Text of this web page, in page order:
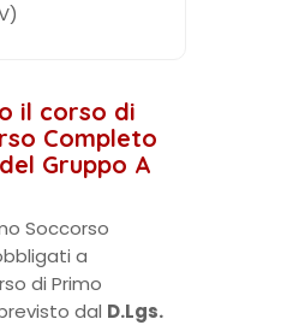
il corso di
Completo
Gruppo A
Soccorso
a
di Primo
dal D.Lgs.